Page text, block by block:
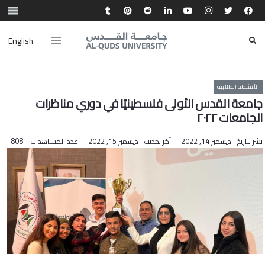
English
الأنشطة الطلابية
جامعة القدس الأولى فلسطينيًا في دوري مناظرات
الجامعات ٢٠٢٢
نشر بتاريخ ديسمبر 14, 2022 آخر تحديث ديسمبر 15, 2022 عدد المشاهدات: 808